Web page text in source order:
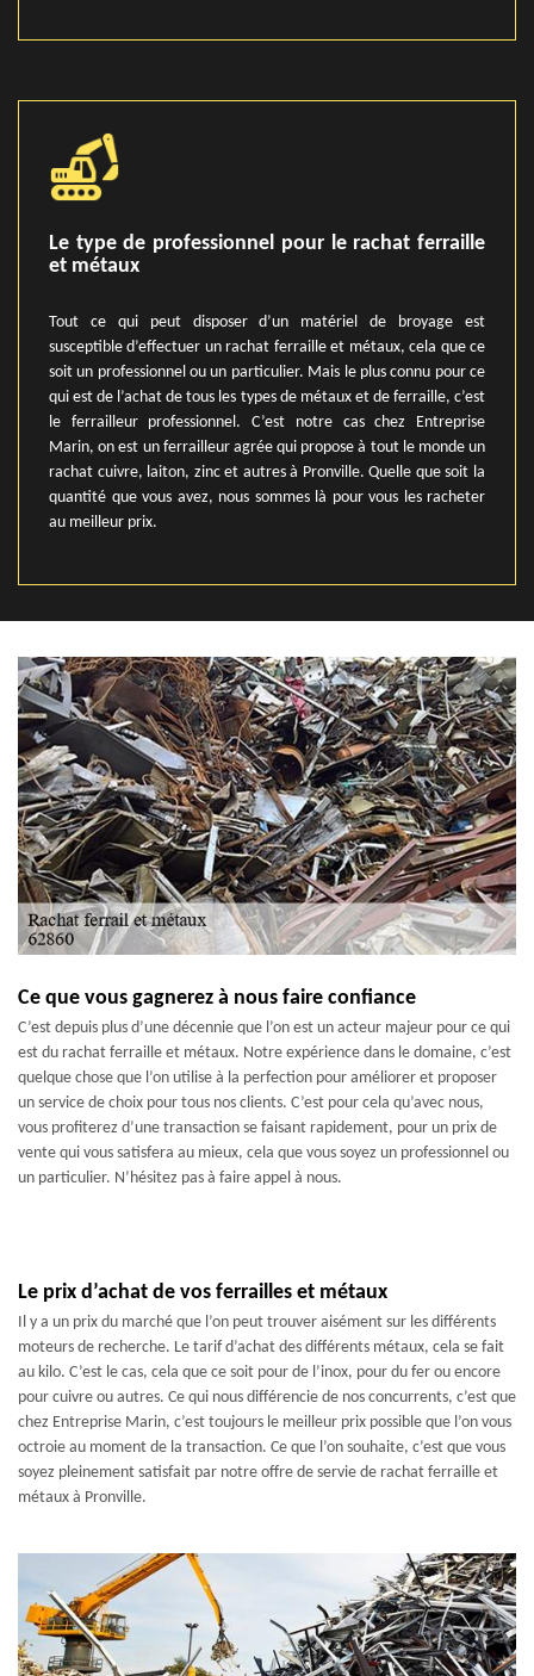
Le type de professionnel pour le rachat ferraille
et métaux
Tout ce qui peut disposer d’un matériel de broyage est
susceptible d’effectuer un rachat ferraille et métaux, cela que ce
soit un professionnel ou un particulier. Mais le plus connu pour ce
qui est de l’achat de tous les types de métaux et de ferraille, c’est
le ferrailleur professionnel. C’est notre cas chez Entreprise
Marin, on est un ferrailleur agrée qui propose à tout le monde un
rachat cuivre, laiton, zinc et autres à Pronville. Quelle que soit la
quantité que vous avez, nous sommes là pour vous les racheter
au meilleur prix.
Ce que vous gagnerez à nous faire confiance
C’est depuis plus d’une décennie que l’on est un acteur majeur pour ce qui
est du rachat ferraille et métaux. Notre expérience dans le domaine, c’est
quelque chose que l’on utilise à la perfection pour améliorer et proposer
un service de choix pour tous nos clients. C’est pour cela qu’avec nous,
vous profiterez d’une transaction se faisant rapidement, pour un prix de
vente qui vous satisfera au mieux, cela que vous soyez un professionnel ou
un particulier. N’hésitez pas à faire appel à nous.
Le prix d’achat de vos ferrailles et métaux
Il y a un prix du marché que l’on peut trouver aisément sur les différents
moteurs de recherche. Le tarif d’achat des différents métaux, cela se fait
au kilo. C’est le cas, cela que ce soit pour de l’inox, pour du fer ou encore
pour cuivre ou autres. Ce qui nous différencie de nos concurrents, c’est que
chez Entreprise Marin, c’est toujours le meilleur prix possible que l’on vous
octroie au moment de la transaction. Ce que l’on souhaite, c’est que vous
soyez pleinement satisfait par notre offre de servie de rachat ferraille et
métaux à Pronville.